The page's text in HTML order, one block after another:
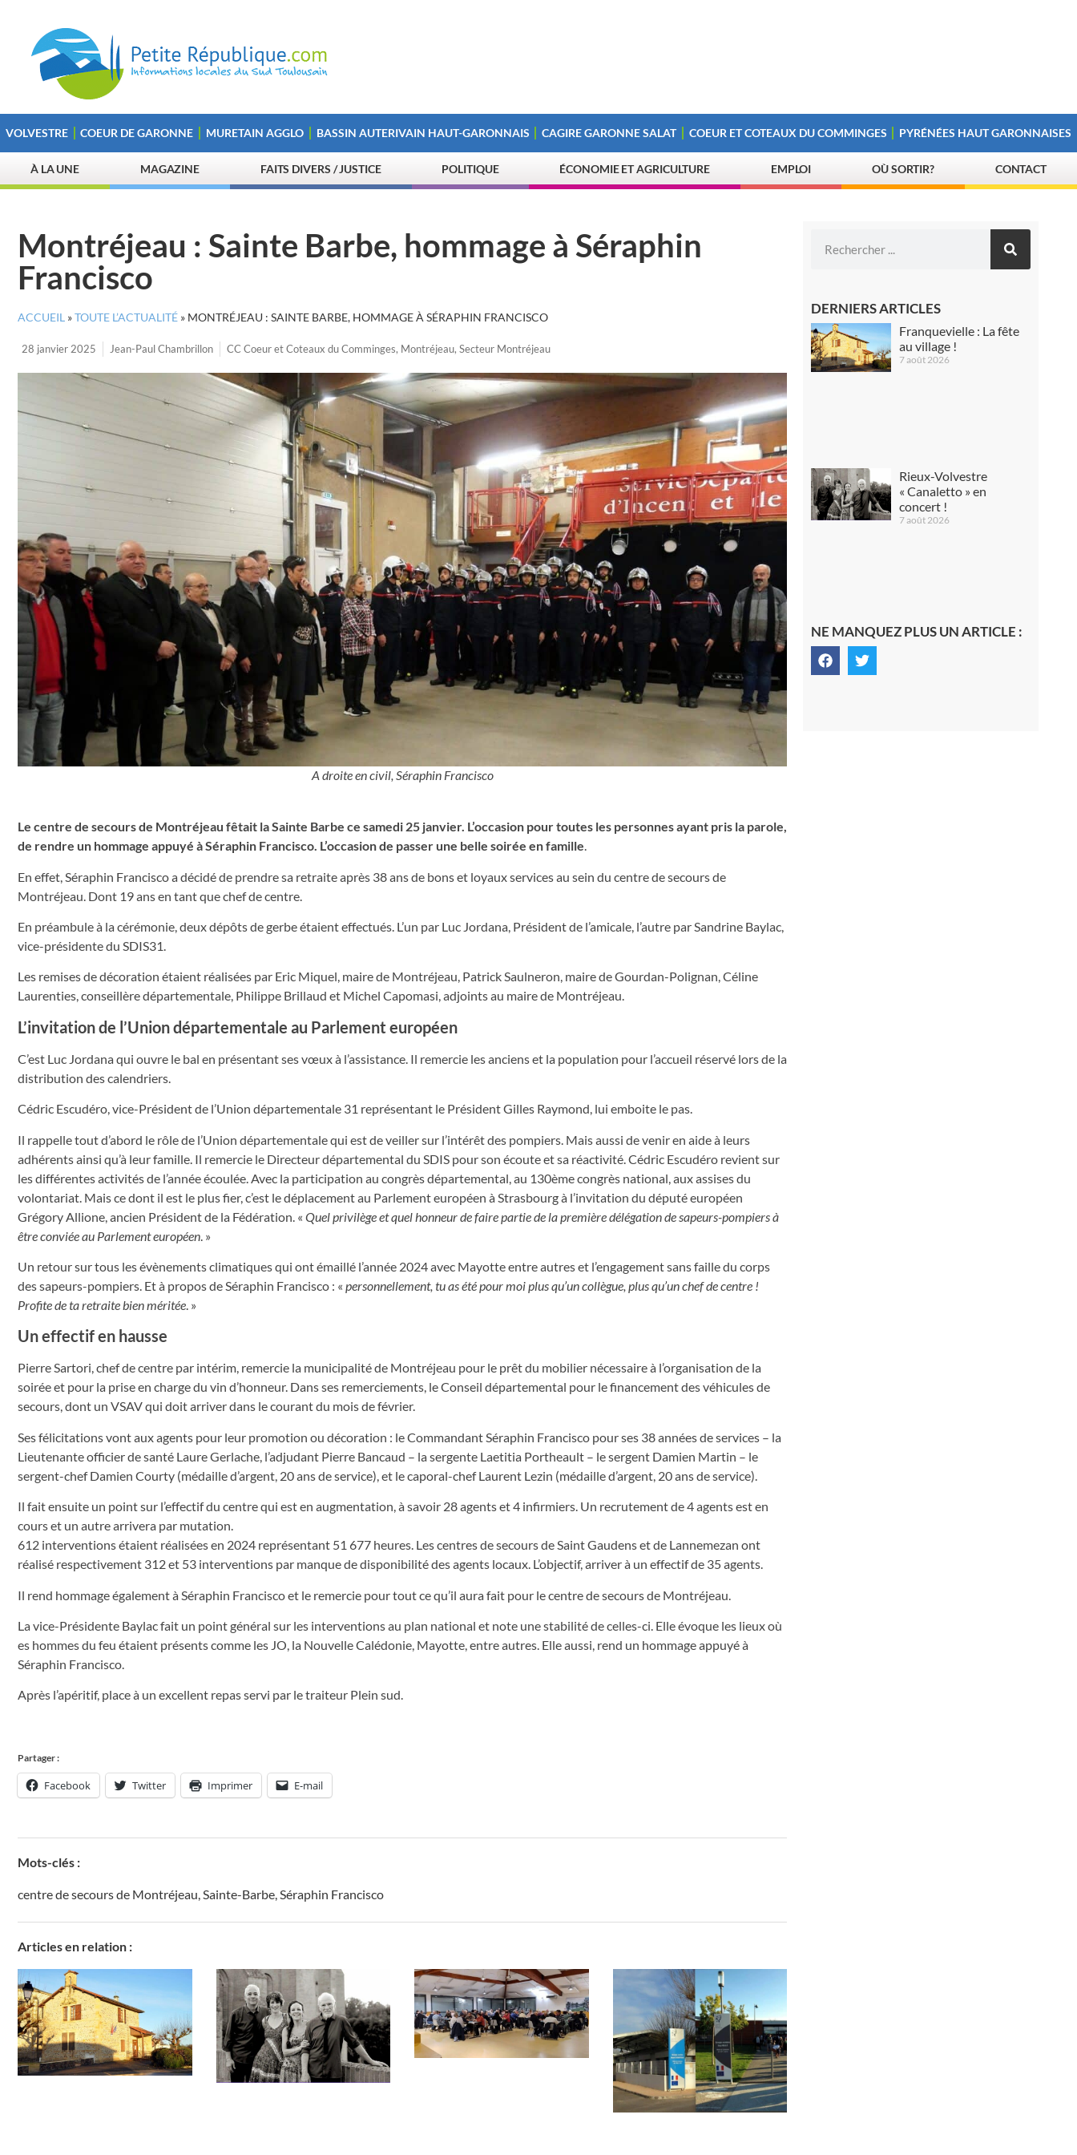
VOLVESTRE COEUR DE GARONNE MURETAIN AGGLO BASSIN AUTERIVAIN HAUT-GARONNAIS CAGIRE GARONNE SALAT COEUR ET COTEAUX DU COMMINGES PYRÉNÉES HAUT GARONNAISES
À LA UNE MAGAZINE FAITS DIVERS / JUSTICE POLITIQUE ÉCONOMIE ET AGRICULTURE EMPLOI OÙ SORTIR? CONTACT
Montréjeau : Sainte Barbe, hommage à Séraphin
Francisco
ACCUEIL »TOUTE L’ACTUALITÉ » MONTRÉJEAU : SAINTE BARBE, HOMMAGE À SÉRAPHIN FRANCISCO
28 janvier 2025 Jean-Paul Chambrillon CC Coeur et Coteaux du Comminges, Montréjeau, Secteur Montréjeau
A droite en civil, Séraphin Francisco
Le centre de secours de Montréjeau fêtait la Sainte Barbe ce samedi 25 janvier. L’occasion pour toutes les personnes ayant pris la parole,
de rendre un hommage appuyé à Séraphin Francisco. L’occasion de passer une belle soirée en famille.
En effet, Séraphin Francisco a décidé de prendre sa retraite après 38 ans de bons et loyaux services au sein du centre de secours de
Montréjeau. Dont 19 ans en tant que chef de centre.
En préambule à la cérémonie, deux dépôts de gerbe étaient effectués. L’un par Luc Jordana, Président de l’amicale, l’autre par Sandrine Baylac,
vice-présidente du SDIS31.
Les remises de décoration étaient réalisées par Eric Miquel, maire de Montréjeau, Patrick Saulneron, maire de Gourdan-Polignan, Céline
Laurenties, conseillère départementale, Philippe Brillaud et Michel Capomasi, adjoints au maire de Montréjeau.
L’invitation de l’Union départementale au Parlement européen
C’est Luc Jordana qui ouvre le bal en présentant ses vœux à l’assistance. Il remercie les anciens et la population pour l’accueil réservé lors de la
distribution des calendriers.
Cédric Escudéro, vice-Président de l’Union départementale 31 représentant le Président Gilles Raymond, lui emboite le pas.
Il rappelle tout d’abord le rôle de l’Union départementale qui est de veiller sur l’intérêt des pompiers. Mais aussi de venir en aide à leurs
adhérents ainsi qu’à leur famille. Il remercie le Directeur départemental du SDIS pour son écoute et sa réactivité. Cédric Escudéro revient sur
les différentes activités de l’année écoulée. Avec la participation au congrès départemental, au 130ème congrès national, aux assises du
volontariat. Mais ce dont il est le plus fier, c’est le déplacement au Parlement européen à Strasbourg à l’invitation du député européen
Grégory Allione, ancien Président de la Fédération. « Quel privilège et quel honneur de faire partie de la première délégation de sapeurs-pompiers à
être conviée au Parlement européen . »
Un retour sur tous les évènements climatiques qui ont émaillé l’année 2024 avec Mayotte entre autres et l’engagement sans faille du corps
des sapeurs-pompiers. Et à propos de Séraphin Francisco : « personnellement, tu as été pour moi plus qu’un collègue, plus qu’un chef de centre !
Profite de ta retraite bien méritée. »
Un effectif en hausse
Pierre Sartori, chef de centre par intérim, remercie la municipalité de Montréjeau pour le prêt du mobilier nécessaire à l’organisation de la
soirée et pour la prise en charge du vin d’honneur. Dans ses remerciements, le Conseil départemental pour le financement des véhicules de
secours, dont un VSAV qui doit arriver dans le courant du mois de février.
Ses félicitations vont aux agents pour leur promotion ou décoration : le Commandant Séraphin Francisco pour ses 38 années de services – la
Lieutenante officier de santé Laure Gerlache, l’adjudant Pierre Bancaud – la sergente Laetitia Portheault – le sergent Damien Martin – le
sergent-chef Damien Courty (médaille d’argent, 20 ans de service), et le caporal-chef Laurent Lezin (médaille d’argent, 20 ans de service).
Il fait ensuite un point sur l’effectif du centre qui est en augmentation, à savoir 28 agents et 4 infirmiers. Un recrutement de 4 agents est en
cours et un autre arrivera par mutation.
612 interventions étaient réalisées en 2024 représentant 51 677 heures. Les centres de secours de Saint Gaudens et de Lannemezan ont
réalisé respectivement 312 et 53 interventions par manque de disponibilité des agents locaux. L’objectif, arriver à un effectif de 35 agents.
Il rend hommage également à Séraphin Francisco et le remercie pour tout ce qu’il aura fait pour le centre de secours de Montréjeau.
La vice-Présidente Baylac fait un point général sur les interventions au plan national et note une stabilité de celles-ci. Elle évoque les lieux où
es hommes du feu étaient présents comme les JO, la Nouvelle Calédonie, Mayotte, entre autres. Elle aussi, rend un hommage appuyé à
Séraphin Francisco.
Après l’apéritif, place à un excellent repas servi par le traiteur Plein sud.
Partager :
Facebook Twitter Imprimer E-mail
Mots-clés :
centre de secours de Montréjeau,Sainte-Barbe,Séraphin Francisco
Articles en relation :
DERNIERS ARTICLES
Franquevielle : La fête
au village !
7 août 2026
Rieux-Volvestre
« Canaletto » en
concert !
7 août 2026
NE MANQUEZ PLUS UN ARTICLE :